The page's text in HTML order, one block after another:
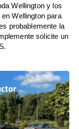
Wellington y los
Wellington para
probablemente la
solicite un